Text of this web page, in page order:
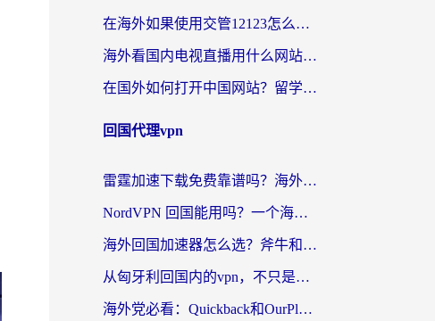
在海外如果使用交管12123怎么处理？留学生亲测有效的回国加速方案
海外看国内电视直播用什么网站比较好？一篇解决你所有追剧难题的实用指南
在国外如何打开中国网站？留学生与海外华人的无缝访问指南
回国代理vpn
雷霆加速下载免费靠谱吗？海外党选回国加速器的避坑指南（附热门工具对比）
NordVPN 回国能用吗？一个海外用户必须面对的真实困境
海外回国加速器怎么选？斧牛和海龟哪个好？一篇帮你避开坑的实用指南
从匈牙利回国内的vpn，不只是为了刷剧那么简单
海外党必看：Quickback和OurPlay好用吗？3分钟选对回国加速器，无缝刷剧玩游戏